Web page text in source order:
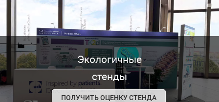
Экологичные
стенды
ПОЛУЧИТЬ ОЦЕНКУ СТЕНДА